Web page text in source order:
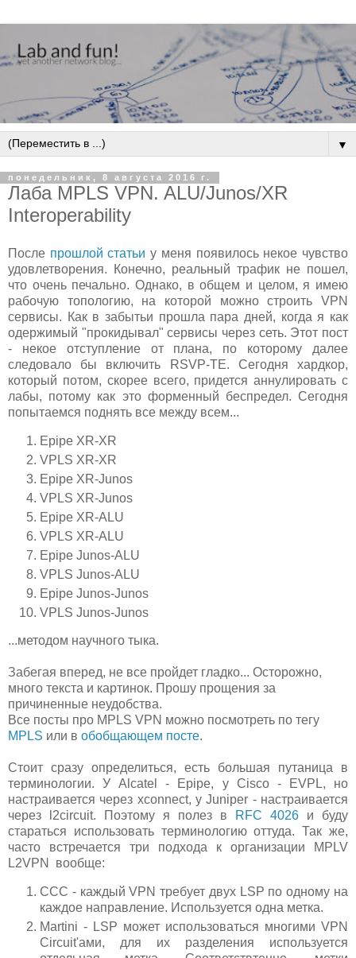
▼
понедельник, 8 августа 2016 г.
Лаба MPLS VPN. ALU/Junos/XR
Interoperability
После прошлой статьи у меня появилось некое чувство
удовлетворения. Конечно, реальный трафик не пошел,
что очень печально. Однако, в общем и целом, я имею
рабочую топологию, на которой можно строить VPN
сервисы. Как в забытьи прошла пара дней, когда я как
одержимый "прокидывал" сервисы через сеть. Этот пост
- некое отступление от плана, по которому далее
следовало бы включить RSVP-TE. Сегодня хардкор,
который потом, скорее всего, придется аннулировать с
лабы, потому как это форменный беспредел. Сегодня
попытаемся поднять все между всем...
Epipe XR-XR
VPLS XR-XR
Epipe XR-Junos
VPLS XR-Junos
Epipe XR-ALU
VPLS XR-ALU
Epipe Junos-ALU
VPLS Junos-ALU
Epipe Junos-Junos
VPLS Junos-Junos
...методом научного тыка.
Забегая вперед, не все пройдет гладко... Осторожно,
много текста и картинок. Прошу прощения за
причиненные неудобства.
Все посты про MPLS VPN можно посмотреть по тегу
MPLS или в обобщающем посте.
Стоит сразу определиться, есть большая путаница в
терминологии. У Alcatel - Epipe, у Cisco - EVPL, но
настраивается через xconnect, у Juniper - настраивается
через l2circuit. Поэтому я полез в
RFC 4026 и буду
стараться использовать терминологию оттуда. Так же,
часто встречается три подхода к организации MPLV
L2VPN вообще:
ССС - каждый VPN требует двух LSP по одному на
каждое направление. Используется одна метка.
Martini - LSP может использоваться многими VPN
Circuit'ами, для их разделения используется